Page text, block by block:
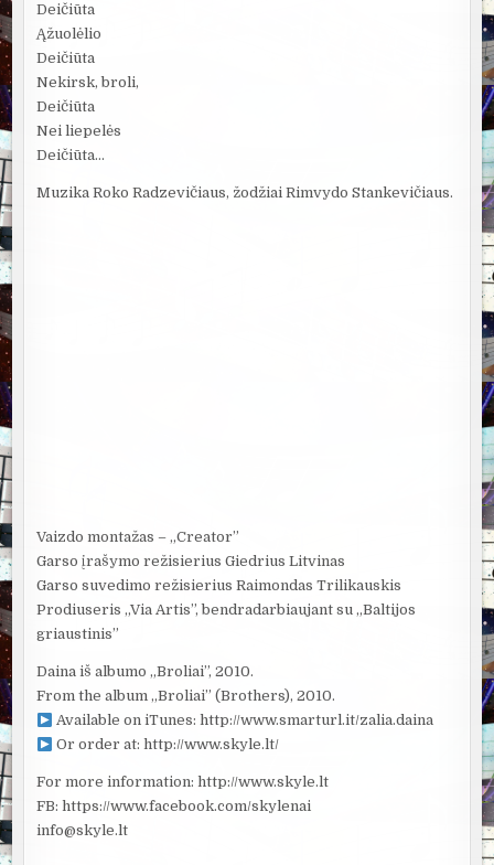
Deičiūta
Ąžuolėlio
Deičiūta
Nekirsk, broli,
Deičiūta
Nei liepelės
Deičiūta…
Muzika Roko Radzevičiaus, žodžiai Rimvydo Stankevičiaus.
Vaizdo montažas – „Creator”
Garso įrašymo režisierius Giedrius Litvinas
Garso suvedimo režisierius Raimondas Trilikauskis
Prodiuseris „Via Artis”, bendradarbiaujant su „Baltijos
griaustinis”
Daina iš albumo „Broliai”, 2010.
From the album „Broliai” (Brothers), 2010.
Available on iTunes: http://www.smarturl.it/zalia.daina
Or order at: http://www.skyle.lt/
For more information: http://www.skyle.lt
FB: https://www.facebook.com/skylenai
info@skyle.lt